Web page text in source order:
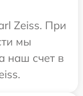
Zeiss. При
мы
наш счет в